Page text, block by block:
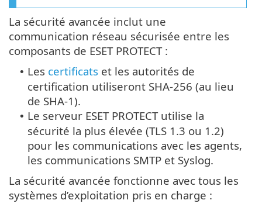
La sécurité avancée inclut une
communication réseau sécurisée entre les
composants de ESET PROTECT :
• Les certificats et les autorités de
certification utiliseront SHA-256 (au lieu
de SHA-1).
• Le serveur ESET PROTECT utilise la
sécurité la plus élevée (TLS 1.3 ou 1.2)
pour les communications avec les agents,
les communications SMTP et Syslog.
La sécurité avancée fonctionne avec tous les
systèmes d’exploitation pris en charge :